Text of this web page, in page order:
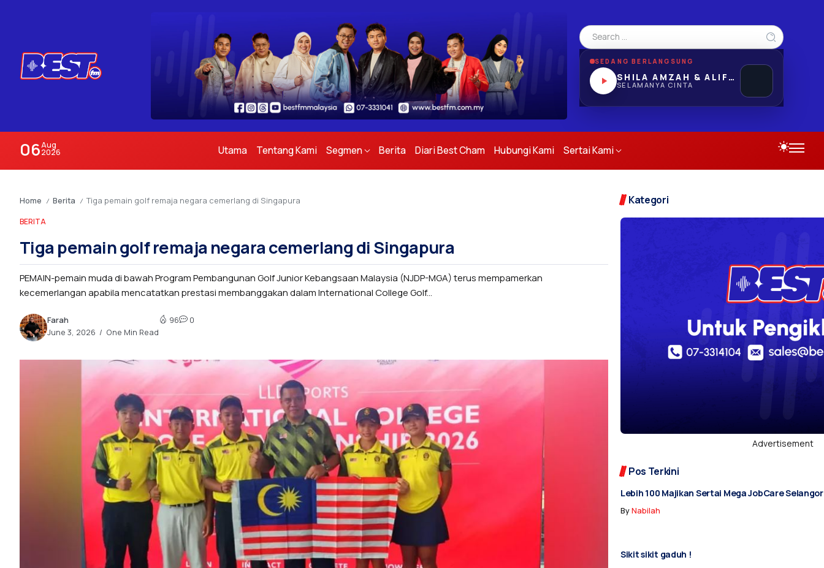
SEDANG BERLANGSUNG
SHILA AMZAH & ALIFF SATAR
SELAMANYA CINTA
06Aug
2026 Utama Tentang Kami Segmen Berita Diari Best Cham Hubungi Kami Sertai Kami
10.1k
Home / Berita / Tiga pemain golf remaja negara cemerlang di Singapura
BERITA
Tiga pemain golf remaja negara cemerlang di Singapura
PEMAIN-pemain muda di bawah Program Pembangunan Golf Junior Kebangsaan Malaysia (NJDP-MGA) terus mempamerkan
kecemerlangan apabila mencatatkan prestasi membanggakan dalam International College Golf...
Farah
June 3, 2026
One Min Read
96 0
Kategori
Advertisement
Pos Terkini
Lebih 100 Majikan Sertai Mega JobCare
ByNabilah
Sikit sikit gaduh !